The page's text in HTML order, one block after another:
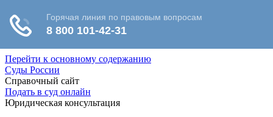
Перейти к основному содержанию
Суды России
Справочный сайт
Подать в суд онлайн
Юридическая консультация